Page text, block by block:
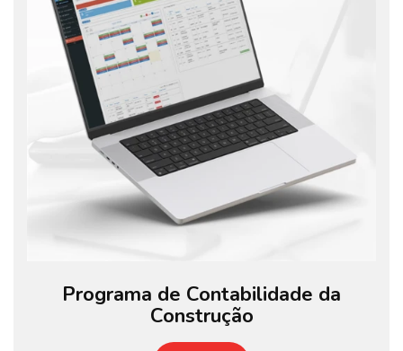
Programa de Contabilidade da
Construção